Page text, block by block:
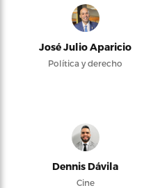
José Julio Aparicio
Política y derecho
Dennis Dávila
Cine